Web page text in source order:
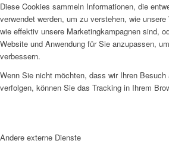
Diese Cookies sammeln Informationen, die
verwendet werden, um zu verstehen, wie
wie effektiv unsere Marketingkampagnen sind,
Website und Anwendung für Sie anzupassen,
verbessern.
Wenn Sie nicht möchten, dass wir Ihren Besuch
verfolgen, können Sie das Tracking in Ihrem
Andere externe Dienste